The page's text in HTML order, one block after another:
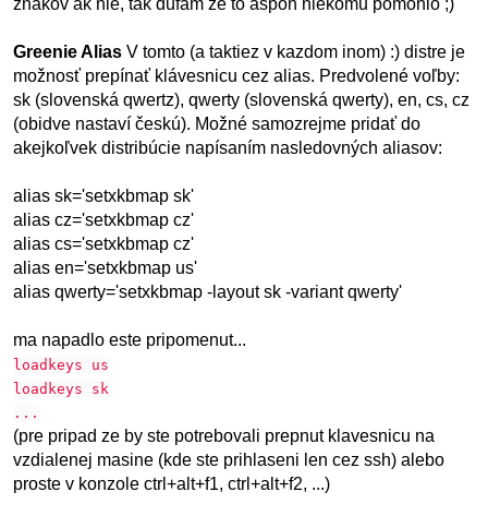
znakov ak nie, tak dufam ze to aspon niekomu pomohlo ;)
Greenie Alias V tomto (a taktiez v kazdom inom) :) distre je
možnosť prepínať klávesnicu cez alias. Predvolené voľby:
sk (slovenská qwertz), qwerty (slovenská qwerty), en, cs, cz
(obidve nastaví českú). Možné samozrejme pridať do
akejkoľvek distribúcie napísaním nasledovných aliasov:
alias sk='setxkbmap sk'
alias cz='setxkbmap cz'
alias cs='setxkbmap cz'
alias en='setxkbmap us'
alias qwerty='setxkbmap -layout sk -variant qwerty'
ma napadlo este pripomenut...
loadkeys us
loadkeys sk
...
(pre pripad ze by ste potrebovali prepnut klavesnicu na
vzdialenej masine (kde ste prihlaseni len cez ssh) alebo
proste v konzole ctrl+alt+f1, ctrl+alt+f2, ...)